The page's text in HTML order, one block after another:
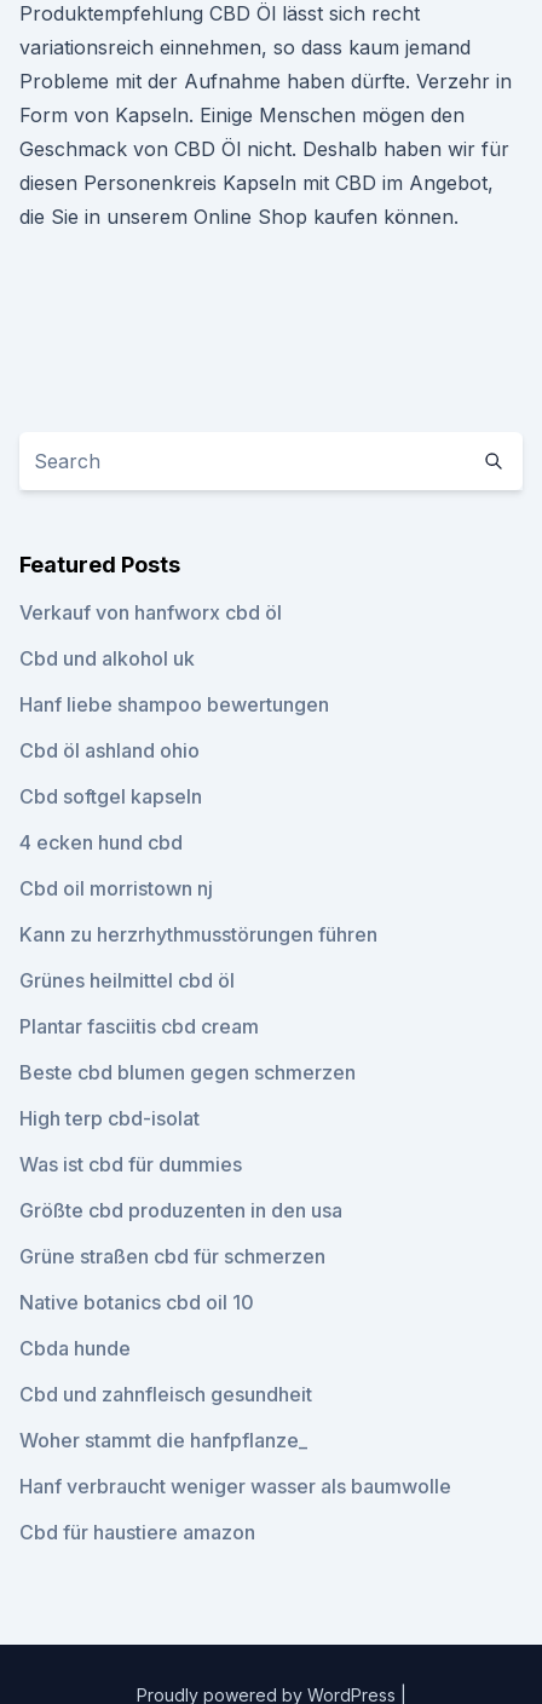
Produktempfehlung CBD Öl lässt sich recht
variationsreich einnehmen, so dass kaum jemand
Probleme mit der Aufnahme haben dürfte. Verzehr in
Form von Kapseln. Einige Menschen mögen den
Geschmack von CBD Öl nicht. Deshalb haben wir für
diesen Personenkreis Kapseln mit CBD im Angebot,
die Sie in unserem Online Shop kaufen können.
Featured Posts
Verkauf von hanfworx cbd öl
Cbd und alkohol uk
Hanf liebe shampoo bewertungen
Cbd öl ashland ohio
Cbd softgel kapseln
4 ecken hund cbd
Cbd oil morristown nj
Kann zu herzrhythmusstörungen führen
Grünes heilmittel cbd öl
Plantar fasciitis cbd cream
Beste cbd blumen gegen schmerzen
High terp cbd-isolat
Was ist cbd für dummies
Größte cbd produzenten in den usa
Grüne straßen cbd für schmerzen
Native botanics cbd oil 10
Cbda hunde
Cbd und zahnfleisch gesundheit
Woher stammt die hanfpflanze_
Hanf verbraucht weniger wasser als baumwolle
Cbd für haustiere amazon
Proudly powered by WordPress